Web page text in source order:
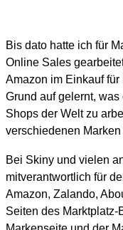
Bis dato hatte ich für
Online Sales
Amazon im Einkauf
Grund auf gelernt,
Shops der Welt zu
verschiedenen
Bei Skiny und vielen
mitverantwortlich für
Amazon, Zalando,
Seiten des